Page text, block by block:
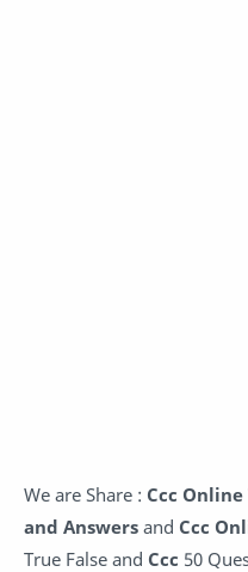
We are Share : Ccc Online
and Answers and Ccc
True False and Ccc 50